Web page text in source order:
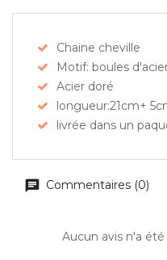
Chaine cheville
Motif: boules
Acier doré
longueur:21cm+
livrée dans un
Commentaires (0)
Aucun avis n'a